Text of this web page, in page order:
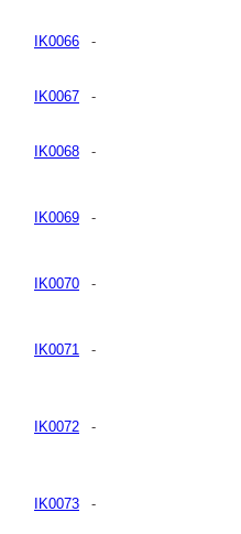
IK0066 -
IK0067 -
IK0068 -
IK0069 -
IK0070 -
IK0071 -
IK0072 -
IK0073 -